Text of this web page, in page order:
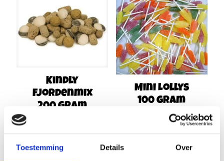
Toestemming Details Over
Kindly
Fjordenmix
200 gram
Mini Lollys
100 gram
1,69